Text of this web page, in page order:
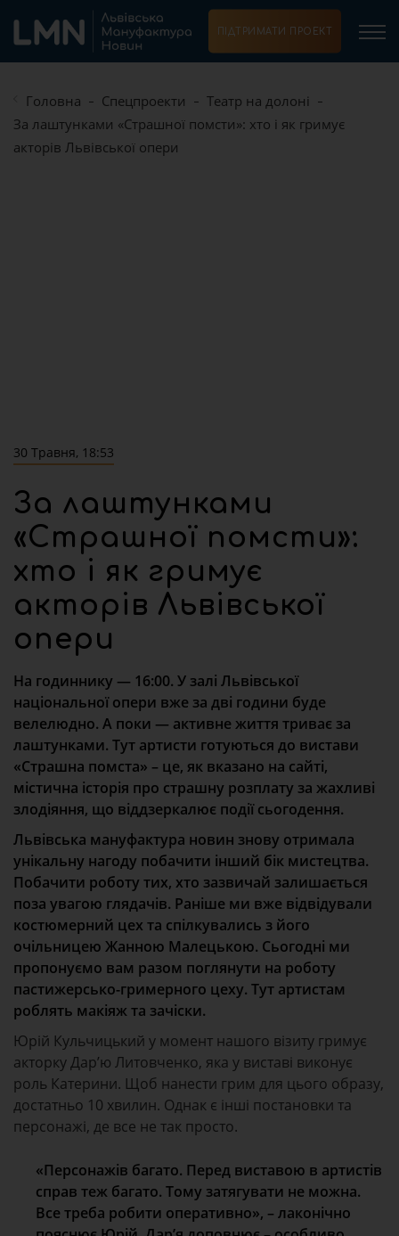
ПІДТРИМАТИ ПРОЕКТ
Головна Спецпроекти
Театр на долоні
За лаштунками «Страшної помсти»: хто і як гримує
акторів Львівської опери
30 Травня, 18:53
За лаштунками
«Страшної помсти»:
хто і як гримує
акторів Львівської
опери
На годиннику — 16:00. У залі Львівської
національної опери вже за дві години буде
велелюдно. А поки — активне життя триває за
лаштунками. Тут артисти готуються до вистави
«Страшна помста» – це, як вказано на сайті,
містична історія про страшну розплату за жахливі
злодіяння, що віддзеркалює події сьогодення.
Львівська мануфактура новин знову отримала
унікальну нагоду побачити інший бік мистецтва.
Побачити роботу тих, хто зазвичай залишається
поза увагою глядачів. Раніше ми вже відвідували
костюмерний цех та спілкувались з його
очільницею Жанною Малецькою. Сьогодні ми
пропонуємо вам разом поглянути на роботу
пастижерсько-гримерного цеху. Тут артистам
роблять макіяж та зачіски.
Юрій Кульчицький у момент нашого візиту гримує
акторку Дар’ю Литовченко, яка у виставі виконує
роль Катерини. Щоб нанести грим для цього образу,
достатньо 10 хвилин. Однак є інші постановки та
персонажі, де все не так просто.
«Персонажів багато. Перед виставою в артистів
справ теж багато. Тому затягувати не можна.
Все треба робити оперативно», – лаконічно